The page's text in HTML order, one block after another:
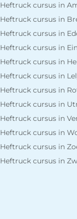
Heftruck cursus in
Heftruck cursus in
Heftruck cursus in
Heftruck cursus in
Heftruck cursus in
Heftruck cursus in
Heftruck cursus in
Heftruck cursus in
Heftruck cursus in
Heftruck cursus in
Heftruck cursus in
Heftruck cursus in